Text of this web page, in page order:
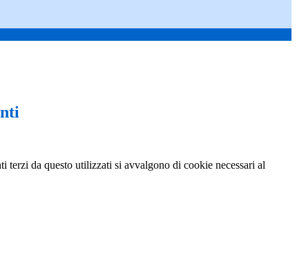
terzi da questo utilizzati si avvalgono di cookie necessari al